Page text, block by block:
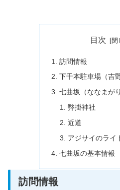
目次
訪問情報
下千本駐車場（吉
七曲坂（ななまが
弊掛神社
近道
アジサイのライ
七曲坂の基本情報
訪問情報